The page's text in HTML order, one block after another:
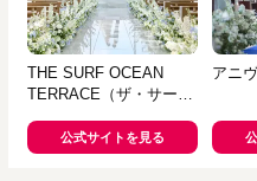
THE SURF OCEAN
TERRACE（ザ・サーフ
公式サイトを見る
アニ